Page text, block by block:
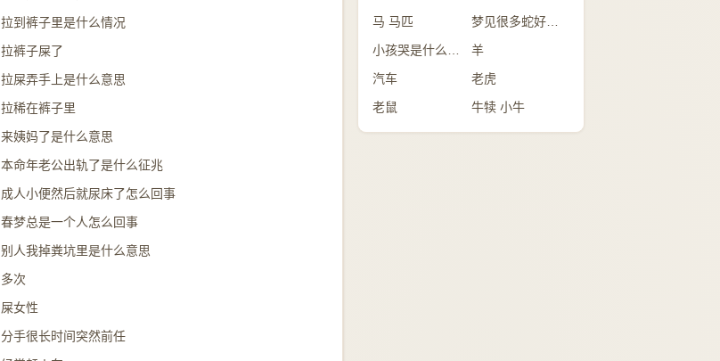
拉到裤子里是什么情况
拉裤子屎了
拉屎弄手上是什么意思
拉稀在裤子里
来姨妈了是什么意思
本命年老公出轨了是什么征兆
成人小便然后就尿床了怎么回事
春梦总是一个人怎么回事
别人我掉粪坑里是什么意思
多次
屎女性
分手很长时间突然前任
马 马匹
梦见很多蛇好不好？
羊
汽车
老虎
老鼠
牛犊 小牛